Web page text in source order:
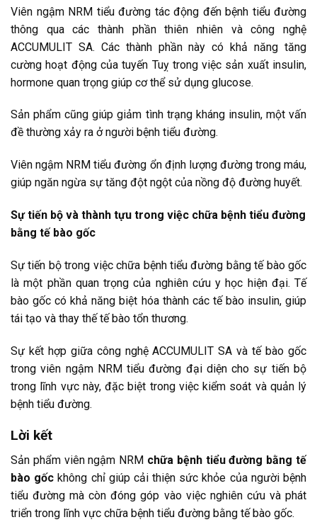
Viên ngậm NRM tiểu đường tác động đến bệnh tiểu đường
thông qua các thành phần thiên nhiên và công nghệ
ACCUMULIT SA. Các thành phần này có khả năng tăng
cường hoạt động của tuyến Tuỵ trong việc sản xuất insulin,
hormone quan trọng giúp cơ thể sử dụng glucose.
Sản phẩm cũng giúp giảm tình trạng kháng insulin, một vấn
đề thường xảy ra ở người bệnh tiểu đường.
Viên ngậm NRM tiểu đường ổn định lượng đường trong máu,
giúp ngăn ngừa sự tăng đột ngột của nồng độ đường huyết.
Sự tiến bộ và thành tựu trong việc chữa bệnh tiểu đường
bằng tế bào gốc
Sự tiến bộ trong việc chữa bệnh tiểu đường bằng tế bào gốc
là một phần quan trọng của nghiên cứu y học hiện đại. Tế
bào gốc có khả năng biệt hóa thành các tế bào insulin, giúp
tái tạo và thay thế tế bào tổn thương.
Sự kết hợp giữa công nghệ ACCUMULIT SA và tế bào gốc
trong viên ngậm NRM tiểu đường đại diện cho sự tiến bộ
trong lĩnh vực này, đặc biệt trong việc kiểm soát và quản lý
bệnh tiểu đường.
Lời kết
Sản phẩm viên ngậm NRM chữa bệnh tiểu đường bằng tế
bào gốc không chỉ giúp cải thiện sức khỏe của người bệnh
tiểu đường mà còn đóng góp vào việc nghiên cứu và phát
triển trong lĩnh vực chữa bệnh tiểu đường bằng tế bào gốc.